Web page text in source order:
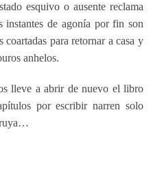
esquivo o ausente reclama
instantes de agonía por fin son
coartadas para retornar a casa y
anhelos.
lleve a abrir de nuevo el libro
por escribir narren solo